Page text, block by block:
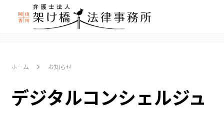
ホーム お知らせ
デジタルコンシェルジュ